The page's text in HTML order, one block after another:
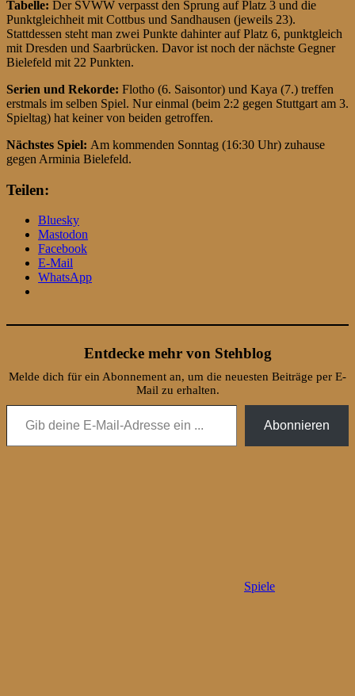
Tabelle: Der SVWW verpasst den Sprung auf Platz 3 und die
Punktgleichheit mit Cottbus und Sandhausen (jeweils 23).
Stattdessen steht man zwei Punkte dahinter auf Platz 6, punktgleich
mit Dresden und Saarbrücken. Davor ist noch der nächste Gegner
Bielefeld mit 22 Punkten.
Serien und Rekorde: Flotho (6. Saisontor) und Kaya (7.) treffen
erstmals im selben Spiel. Nur einmal (beim 2:2 gegen Stuttgart am 3.
Spieltag) hat keiner von beiden getroffen.
Nächstes Spiel: Am kommenden Sonntag (16:30 Uhr) zuhause
gegen Arminia Bielefeld.
Teilen:
Bluesky
Mastodon
Facebook
E-Mail
WhatsApp
Entdecke mehr von Stehblog
Melde dich für ein Abonnement an, um die neuesten Beiträge per E-
Mail zu erhalten.
Gib deine E-Mail-Adresse ein ...
Abonnieren
Spiele